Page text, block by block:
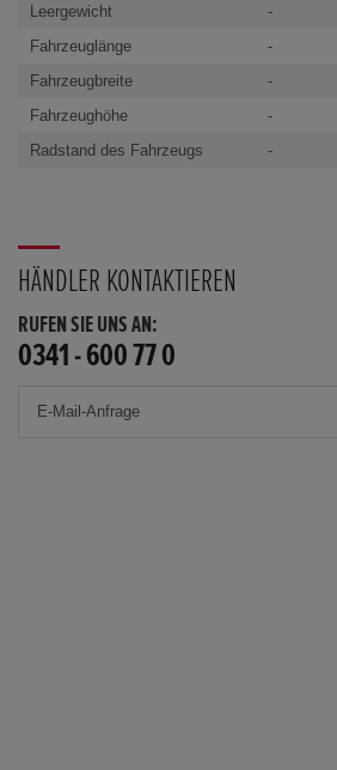
Leergewicht
-
Fahrzeuglänge
-
Fahrzeugbreite
-
Fahrzeughöhe
-
Radstand des Fahrzeugs
-
HÄNDLER KONTAKTIEREN
RUFEN SIE UNS AN:
0341 - 600 77 0